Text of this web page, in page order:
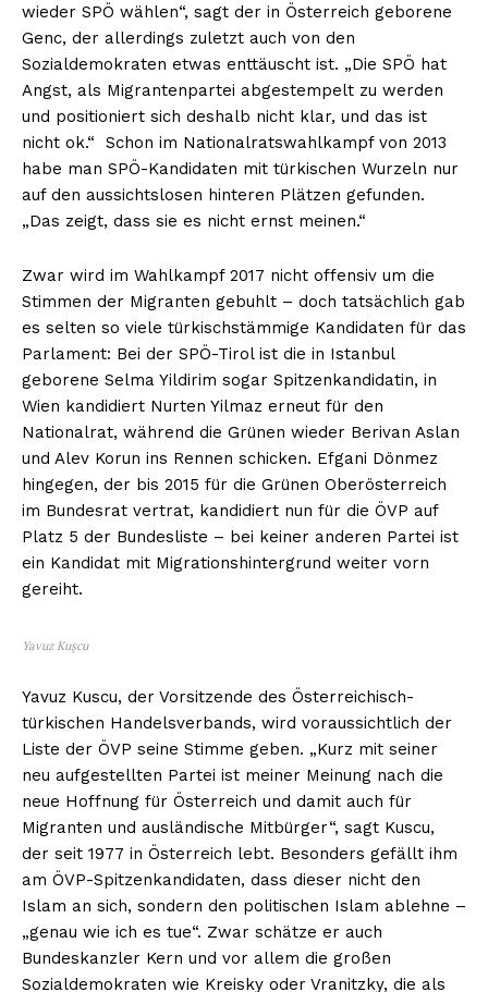
News Week
Magazine PRO
SUBSCRIBE NOW
Company
About
Contact us
wieder SPÖ wählen“, sagt der in Österreich geborene
Genc, der allerdings zuletzt auch von den
Sozialdemokraten etwas enttäuscht ist. „Die SPÖ hat
Angst, als Migrantenpartei abgestempelt zu werden
und positioniert sich deshalb nicht klar, und das ist
nicht ok.“ Schon im Nationalratswahlkampf von 2013
habe man SPÖ-Kandidaten mit türkischen Wurzeln nur
auf den aussichtslosen hinteren Plätzen gefunden.
„Das zeigt, dass sie es nicht ernst meinen.“
Zwar wird im Wahlkampf 2017 nicht offensiv um die
Stimmen der Migranten gebuhlt – doch tatsächlich gab
es selten so viele türkischstämmige Kandidaten für das
Parlament: Bei der SPÖ-Tirol ist die in Istanbul
geborene Selma Yildirim sogar Spitzenkandidatin, in
Wien kandidiert Nurten Yilmaz erneut für den
Nationalrat, während die Grünen wieder Berivan Aslan
und Alev Korun ins Rennen schicken. Efgani Dönmez
hingegen, der bis 2015 für die Grünen Oberösterreich
im Bundesrat vertrat, kandidiert nun für die ÖVP auf
Platz 5 der Bundesliste – bei keiner anderen Partei ist
ein Kandidat mit Migrationshintergrund weiter vorn
gereiht.
Yavuz Kuşcu
Yavuz Kuscu, der Vorsitzende des Österreichisch-
türkischen Handelsverbands, wird voraussichtlich der
Liste der ÖVP seine Stimme geben. „Kurz mit seiner
neu aufgestellten Partei ist meiner Meinung nach die
neue Hoffnung für Österreich und damit auch für
Migranten und ausländische Mitbürger“, sagt Kuscu,
der seit 1977 in Österreich lebt. Besonders gefällt ihm
am ÖVP-Spitzenkandidaten, dass dieser nicht den
Islam an sich, sondern den politischen Islam ablehne –
„genau wie ich es tue“. Zwar schätze er auch
Bundeskanzler Kern und vor allem die großen
Sozialdemokraten wie Kreisky oder Vranitzky, die als